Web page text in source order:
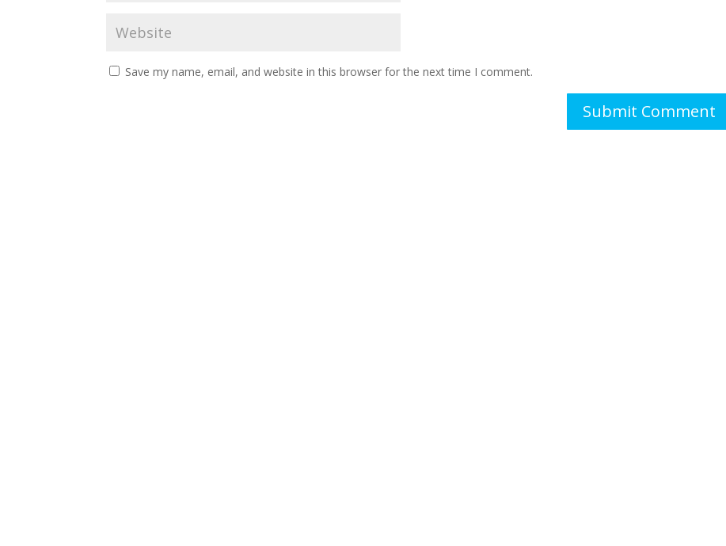
Save my name, email, and website in this browser for the next time I comment.